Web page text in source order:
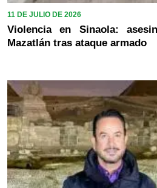
11 DE JULIO DE 2026
Violencia en Sinaola:
Mazatlán tras ataque armado